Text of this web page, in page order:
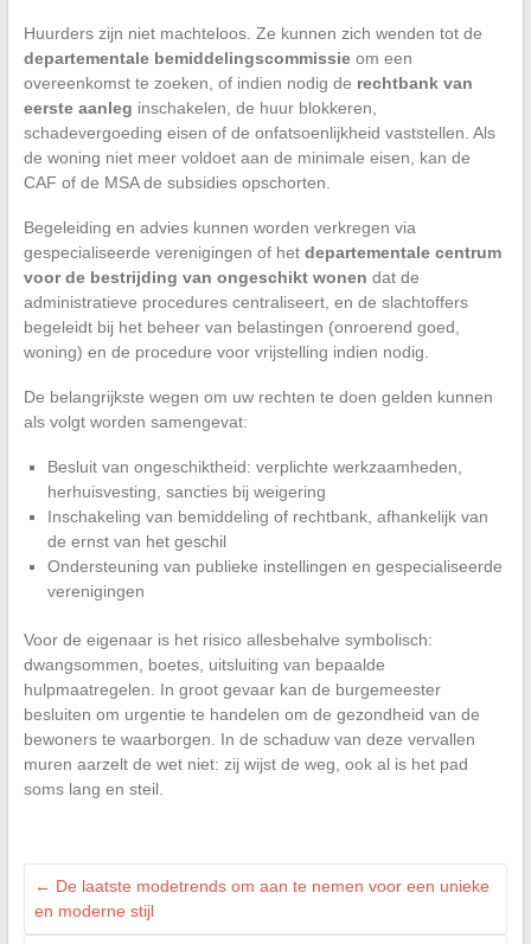
Huurders zijn niet machteloos. Ze kunnen zich wenden tot de
departementale bemiddelingscommissieom een
overeenkomst te zoeken, of indien nodig de rechtbank van
eerste aanleg inschakelen, de huur blokkeren,
schadevergoeding eisen of de onfatsoenlijkheid vaststellen. Als
de woning niet meer voldoet aan de minimale eisen, kan de
CAF of de MSA de subsidies opschorten.
Begeleiding en advies kunnen worden verkregen via
gespecialiseerde verenigingen of het departementale centrum
voor de bestrijding van ongeschikt wonen dat de
administratieve procedures centraliseert, en de slachtoffers
begeleidt bij het beheer van belastingen (onroerend goed,
woning) en de procedure voor vrijstelling indien nodig.
De belangrijkste wegen om uw rechten te doen gelden kunnen
als volgt worden samengevat:
Besluit van ongeschiktheid: verplichte werkzaamheden,
herhuisvesting, sancties bij weigering
Inschakeling van bemiddeling of rechtbank, afhankelijk van
de ernst van het geschil
Ondersteuning van publieke instellingen en gespecialiseerde
verenigingen
Voor de eigenaar is het risico allesbehalve symbolisch:
dwangsommen, boetes, uitsluiting van bepaalde
hulpmaatregelen. In groot gevaar kan de burgemeester
besluiten om urgentie te handelen om de gezondheid van de
bewoners te waarborgen. In de schaduw van deze vervallen
muren aarzelt de wet niet: zij wijst de weg, ook al is het pad
soms lang en steil.
← De laatste modetrends om aan te nemen voor een unieke
en moderne stijl